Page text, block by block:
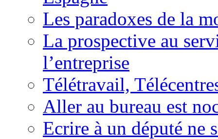
Les paradoxes de la
La prospective au
l’entreprise
Télétravail,
Aller au bureau est
Ecrire à un député ne